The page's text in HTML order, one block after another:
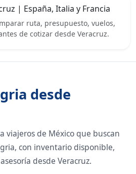
| España, Italia y Francia
ruta, presupuesto, vuelos,
de cotizar desde Veracruz.
desde
viajeros de México que buscan
con inventario disponible,
desde Veracruz.